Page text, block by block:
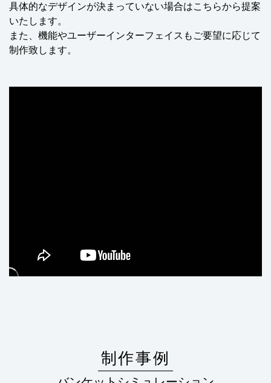
具体的なデザインが決まっていない場合はこちらから提案
いたします。
また、機能やユーザーインターフェイスもご要望に応じて
制作致します。
制作事例